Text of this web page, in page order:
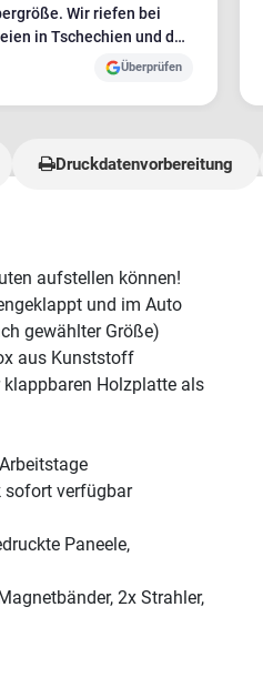
Wir riefen bei
in Tschechien und der
nur Plotbase war bereit,
zu erfüllen – und
positiven Einstellung.
Qualität, und wie
Materialien dauerte
geht leider nicht. 🫶"
Überprüfen
Druckdatenvorbereitung
aufstellen können!
und im Auto
gewählter Größe)
aus Kunststoff
Holzplatte als
sofort verfügbar
Paneele,
2x Strahler,